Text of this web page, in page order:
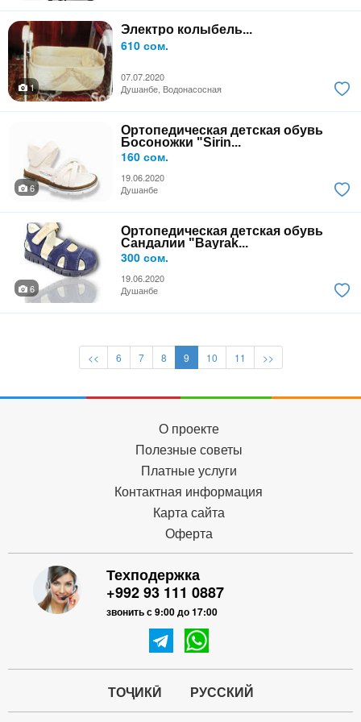
Электро колыбель...
610 сом.
07.07.2020
1
Душанбе, Водонасосная
Ортопедическая детская обувь
Босоножки "Sirin...
160 сом.
19.06.2020
6
Душанбе
Ортопедическая детская обувь
Сандалии "Bayrak...
300 сом.
19.06.2020
6
Душанбе
<< 6 7 8 9 10 11 >>
О проекте
Полезные советы
Платные услуги
Контактная информация
Карта сайта
Оферта
Техподержка
+992 93 111 0887
звонить с 9:00 до 17:00
ТОҶИКӢ РУССКИЙ